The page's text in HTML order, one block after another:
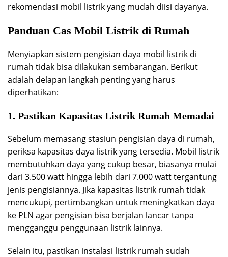
rekomendasi mobil listrik yang mudah diisi dayanya.
Panduan Cas Mobil Listrik di Rumah
Menyiapkan sistem pengisian daya mobil listrik di
rumah tidak bisa dilakukan sembarangan. Berikut
adalah delapan langkah penting yang harus
diperhatikan:
1. Pastikan Kapasitas Listrik Rumah Memadai
Sebelum memasang stasiun pengisian daya di rumah,
periksa kapasitas daya listrik yang tersedia. Mobil listrik
membutuhkan daya yang cukup besar, biasanya mulai
dari 3.500 watt hingga lebih dari 7.000 watt tergantung
jenis pengisiannya. Jika kapasitas listrik rumah tidak
mencukupi, pertimbangkan untuk meningkatkan daya
ke PLN agar pengisian bisa berjalan lancar tanpa
mengganggu penggunaan listrik lainnya.
Selain itu, pastikan instalasi listrik rumah sudah